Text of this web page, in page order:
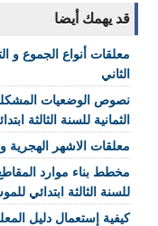
قد يهمك أيضا
معلقات أنواع الجموع و
الثاني
نصوص الوضعيات المشكلة
الثمانية للسنة الثالثة
معلقات الاشهر الهجرية
مخطط بناء موارد المقاطع
للسنة الثالثة ابتدائي
كيفية إستعمال دليل